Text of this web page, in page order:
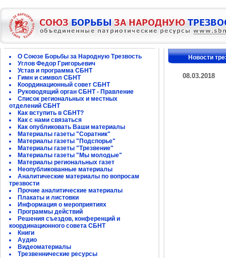
О Союзе Борьбы за Народную Трезвость
Углов Федор Григорьевич
Устав и программа СБНТ
Гимн и символ СБНТ
Координационный совет СБНТ
Руководящий орган СБНТ - Правление
Список региональных и местных
отделений СБНТ
Как вступить в СБНТ?
Как с нами связаться
Как опубликовать Ваши материалы
Материалы газеты "Соратник"
Материалы газеты "Подспорье"
Материалы газеты "Трезвение"
Материалы газеты "Мы молодые"
Материалы региональных газет
Неопубликованные материалы
Аналитические материалы по вопросам
трезвости
Прочие аналитические материалы
Плакаты и листовки
Информация о мероприятиях
Программы действий
Решения съездов, конференций и
координационного совета СБНТ
Книги
Аудио
Видеоматериалы
Трезвеннические ресурсы
Новости
08.03.2018